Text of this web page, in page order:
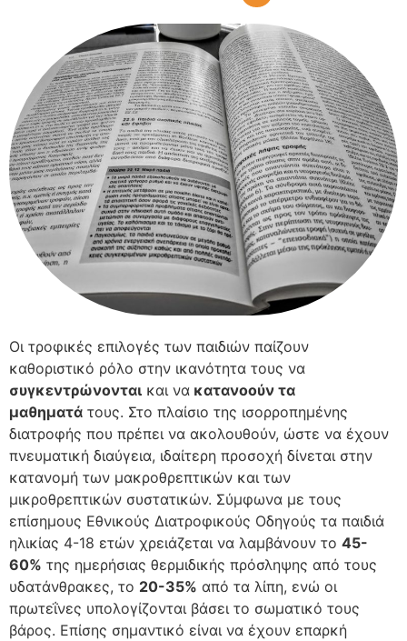
Οι τροφικές επιλογές των παιδιών παίζουν
καθοριστικό ρόλο στην ικανότητα τους να
συγκεντρώνονται και να κατανοούν τα
μαθηματά τους. Στο πλαίσιο της ισορροπημένης
διατροφής που πρέπει να ακολουθούν, ώστε να έχουν
πνευματική διαύγεια, ιδαίτερη προσοχή δίνεται στην
κατανομή των μακροθρεπτικών και των
μικροθρεπτικών συστατικών. Σύμφωνα με τους
επίσημους Εθνικούς Διατροφικούς Οδηγούς τα παιδιά
ηλικίας 4-18 ετών χρειάζεται να λαμβάνουν το 45-
60% της ημερήσιας θερμιδικής πρόσληψης από τους
υδατάνθρακες, το 20-35% από τα λίπη, ενώ οι
πρωτεΐνες υπολογίζονται βάσει το σωματικό τους
βάρος. Επίσης σημαντικό είναι να έχουν επαρκή